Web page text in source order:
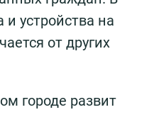
устройства на
от других
городе развит